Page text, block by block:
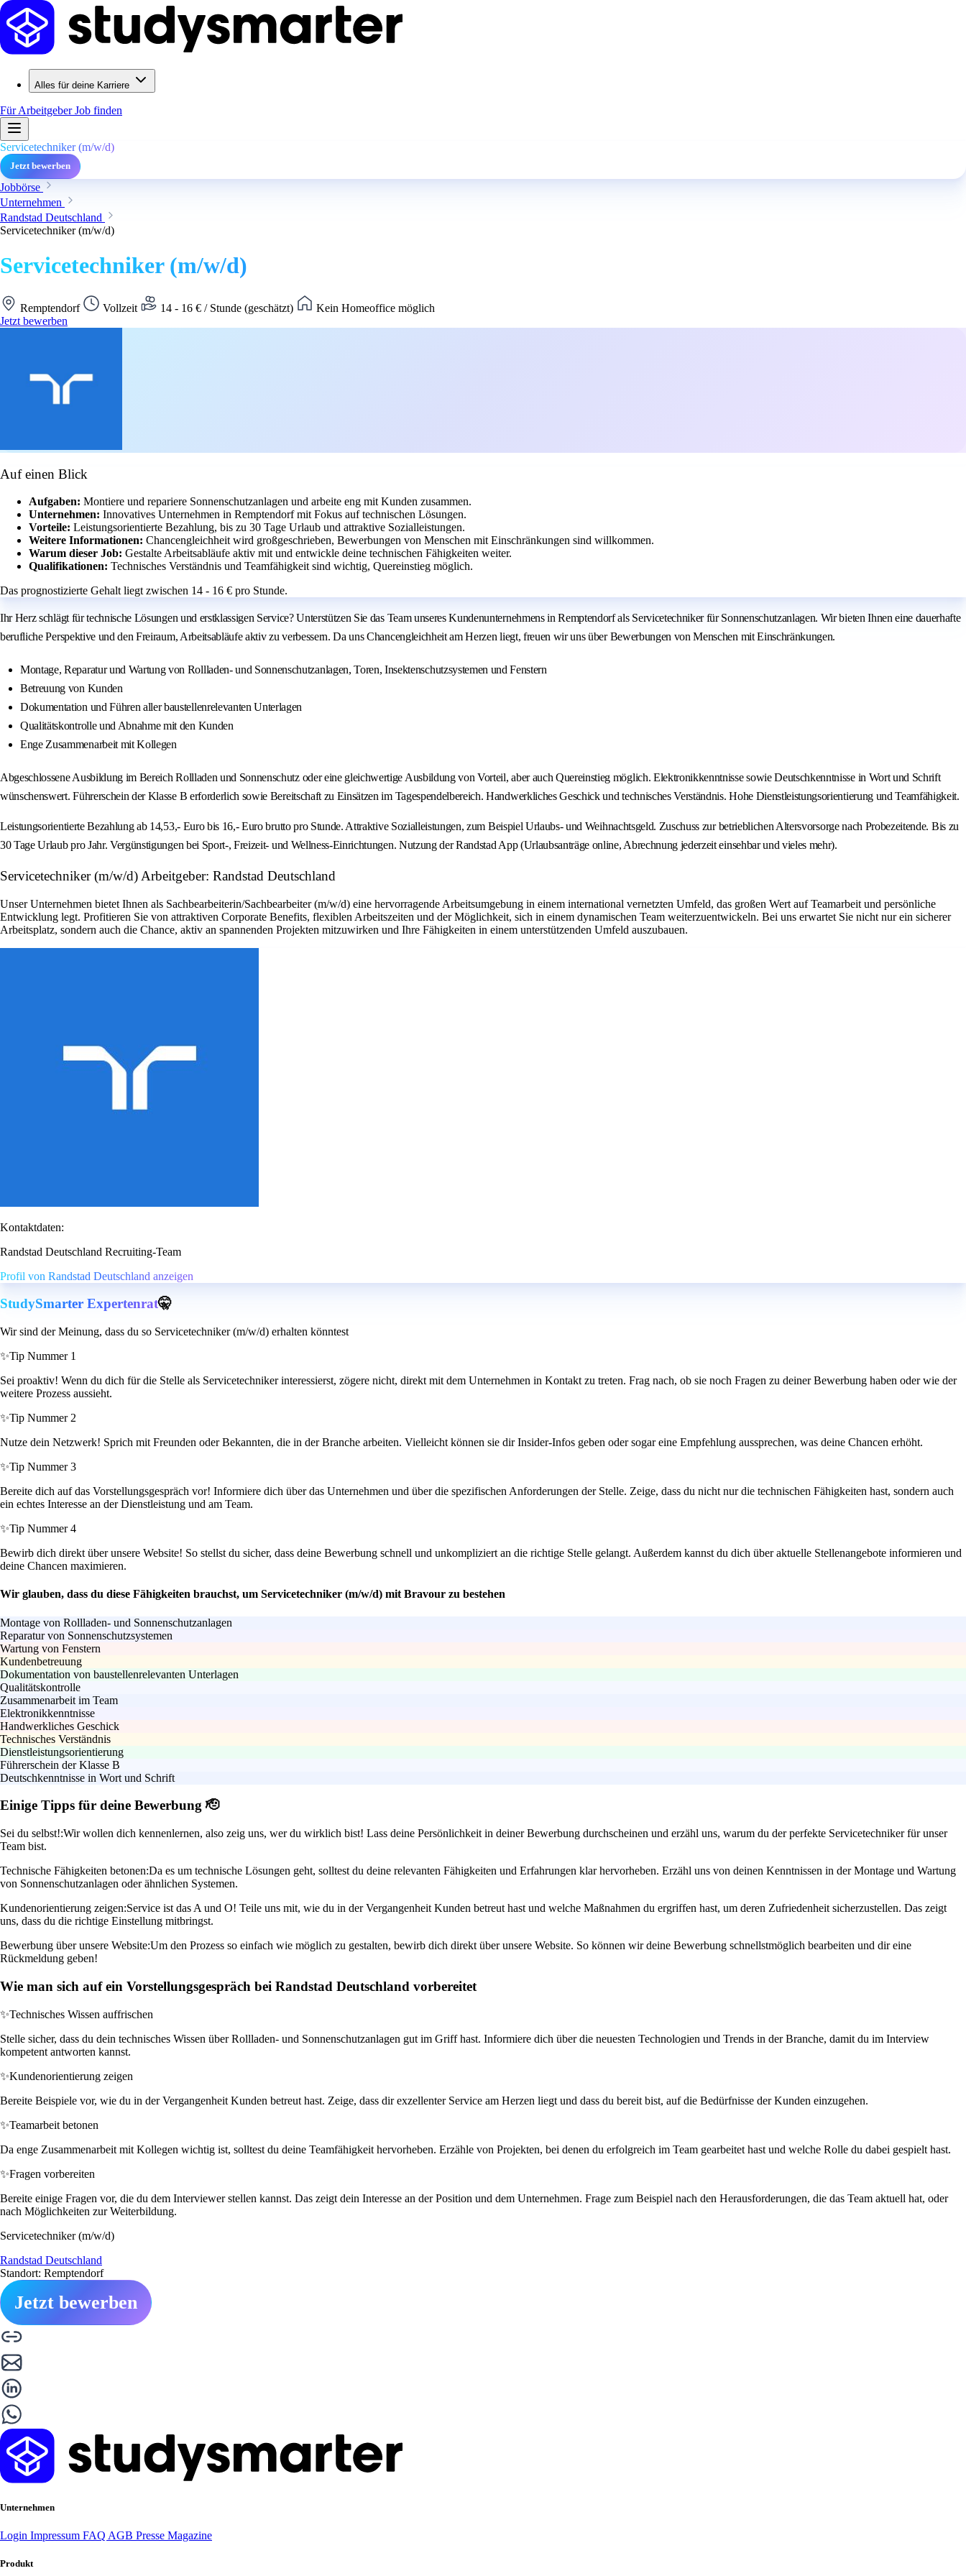
Alles für deine Karriere
Für ArbeitgeberJob finden
Servicetechniker (m/w/d)
Jetzt bewerben
Jobbörse
Unternehmen
Randstad Deutschland
Servicetechniker (m/w/d)
Servicetechniker (m/w/d)
Remptendorf Vollzeit 14 - 16 € / Stunde (geschätzt)
Kein Homeoffice möglich
Jetzt bewerben
Auf einen Blick
Aufgaben: Montiere und repariere Sonnenschutzanlagen und arbeite eng mit Kunden zusammen.
Unternehmen: Innovatives Unternehmen in Remptendorf mit Fokus auf technischen Lösungen.
Vorteile: Leistungsorientierte Bezahlung, bis zu 30 Tage Urlaub und attraktive Sozialleistungen.
Weitere Informationen: Chancengleichheit wird großgeschrieben, Bewerbungen von Menschen mit Einschränkungen sind willkommen.
Warum dieser Job: Gestalte Arbeitsabläufe aktiv mit und entwickle deine technischen Fähigkeiten weiter.
Qualifikationen: Technisches Verständnis und Teamfähigkeit sind wichtig, Quereinstieg möglich.
Das prognostizierte Gehalt liegt zwischen 14 - 16 € pro Stunde.
Ihr Herz schlägt für technische Lösungen und erstklassigen Service? Unterstützen Sie das Team unseres Kundenunternehmens in Remptendorf als Servicetechniker für Sonnenschutzanlagen. Wir bieten Ihnen eine dauerhafte
berufliche Perspektive und den Freiraum, Arbeitsabläufe aktiv zu verbessern. Da uns Chancengleichheit am Herzen liegt, freuen wir uns über Bewerbungen von Menschen mit Einschränkungen.
Montage, Reparatur und Wartung von Rollladen- und Sonnenschutzanlagen, Toren, Insektenschutzsystemen und Fenstern
Betreuung von Kunden
Dokumentation und Führen aller baustellenrelevanten Unterlagen
Qualitätskontrolle und Abnahme mit den Kunden
Enge Zusammenarbeit mit Kollegen
Abgeschlossene Ausbildung im Bereich Rollladen und Sonnenschutz oder eine gleichwertige Ausbildung von Vorteil, aber auch Quereinstieg möglich. Elektronikkenntnisse sowie Deutschkenntnisse in Wort und Schrift
wünschenswert. Führerschein der Klasse B erforderlich sowie Bereitschaft zu Einsätzen im Tagespendelbereich. Handwerkliches Geschick und technisches Verständnis. Hohe Dienstleistungsorientierung und Teamfähigkeit.
Leistungsorientierte Bezahlung ab 14,53,- Euro bis 16,- Euro brutto pro Stunde. Attraktive Sozialleistungen, zum Beispiel Urlaubs- und Weihnachtsgeld. Zuschuss zur betrieblichen Altersvorsorge nach Probezeitende. Bis zu
30 Tage Urlaub pro Jahr. Vergünstigungen bei Sport-, Freizeit- und Wellness-Einrichtungen. Nutzung der Randstad App (Urlaubsanträge online, Abrechnung jederzeit einsehbar und vieles mehr).
Servicetechniker (m/w/d) Arbeitgeber: Randstad Deutschland
Unser Unternehmen bietet Ihnen als Sachbearbeiterin/Sachbearbeiter (m/w/d) eine hervorragende Arbeitsumgebung in einem international vernetzten Umfeld, das großen Wert auf Teamarbeit und persönliche
Entwicklung legt. Profitieren Sie von attraktiven Corporate Benefits, flexiblen Arbeitszeiten und der Möglichkeit, sich in einem dynamischen Team weiterzuentwickeln. Bei uns erwartet Sie nicht nur ein sicherer
Arbeitsplatz, sondern auch die Chance, aktiv an spannenden Projekten mitzuwirken und Ihre Fähigkeiten in einem unterstützenden Umfeld auszubauen.
Kontaktdaten:
Randstad Deutschland Recruiting-Team
Profil von Randstad Deutschland anzeigen
StudySmarter Expertenrat🤫
Wir sind der Meinung, dass du so Servicetechniker (m/w/d) erhalten könntest
✨Tip Nummer 1
Sei proaktiv! Wenn du dich für die Stelle als Servicetechniker interessierst, zögere nicht, direkt mit dem Unternehmen in Kontakt zu treten. Frag nach, ob sie noch Fragen zu deiner Bewerbung haben oder wie der
weitere Prozess aussieht.
✨Tip Nummer 2
Nutze dein Netzwerk! Sprich mit Freunden oder Bekannten, die in der Branche arbeiten. Vielleicht können sie dir Insider-Infos geben oder sogar eine Empfehlung aussprechen, was deine Chancen erhöht.
✨Tip Nummer 3
Bereite dich auf das Vorstellungsgespräch vor! Informiere dich über das Unternehmen und über die spezifischen Anforderungen der Stelle. Zeige, dass du nicht nur die technischen Fähigkeiten hast, sondern auch
ein echtes Interesse an der Dienstleistung und am Team.
✨Tip Nummer 4
Bewirb dich direkt über unsere Website! So stellst du sicher, dass deine Bewerbung schnell und unkompliziert an die richtige Stelle gelangt. Außerdem kannst du dich über aktuelle Stellenangebote informieren und
deine Chancen maximieren.
Wir glauben, dass du diese Fähigkeiten brauchst, um Servicetechniker (m/w/d) mit Bravour zu bestehen
Montage von Rollladen- und Sonnenschutzanlagen
Reparatur von Sonnenschutzsystemen
Wartung von Fenstern
Kundenbetreuung
Dokumentation von baustellenrelevanten Unterlagen
Qualitätskontrolle
Zusammenarbeit im Team
Elektronikkenntnisse
Handwerkliches Geschick
Technisches Verständnis
Dienstleistungsorientierung
Führerschein der Klasse B
Deutschkenntnisse in Wort und Schrift
Einige Tipps für deine Bewerbung 🫡
Sei du selbst!:Wir wollen dich kennenlernen, also zeig uns, wer du wirklich bist! Lass deine Persönlichkeit in deiner Bewerbung durchscheinen und erzähl uns, warum du der perfekte Servicetechniker für unser
Team bist.
Technische Fähigkeiten betonen:Da es um technische Lösungen geht, solltest du deine relevanten Fähigkeiten und Erfahrungen klar hervorheben. Erzähl uns von deinen Kenntnissen in der Montage und Wartung
von Sonnenschutzanlagen oder ähnlichen Systemen.
Kundenorientierung zeigen:Service ist das A und O! Teile uns mit, wie du in der Vergangenheit Kunden betreut hast und welche Maßnahmen du ergriffen hast, um deren Zufriedenheit sicherzustellen. Das zeigt
uns, dass du die richtige Einstellung mitbringst.
Bewerbung über unsere Website:Um den Prozess so einfach wie möglich zu gestalten, bewirb dich direkt über unsere Website. So können wir deine Bewerbung schnellstmöglich bearbeiten und dir eine
Rückmeldung geben!
Wie man sich auf ein Vorstellungsgespräch bei Randstad Deutschland vorbereitet
✨Technisches Wissen auffrischen
Stelle sicher, dass du dein technisches Wissen über Rollladen- und Sonnenschutzanlagen gut im Griff hast. Informiere dich über die neuesten Technologien und Trends in der Branche, damit du im Interview
kompetent antworten kannst.
✨Kundenorientierung zeigen
Bereite Beispiele vor, wie du in der Vergangenheit Kunden betreut hast. Zeige, dass dir exzellenter Service am Herzen liegt und dass du bereit bist, auf die Bedürfnisse der Kunden einzugehen.
✨Teamarbeit betonen
Da enge Zusammenarbeit mit Kollegen wichtig ist, solltest du deine Teamfähigkeit hervorheben. Erzähle von Projekten, bei denen du erfolgreich im Team gearbeitet hast und welche Rolle du dabei gespielt hast.
✨Fragen vorbereiten
Bereite einige Fragen vor, die du dem Interviewer stellen kannst. Das zeigt dein Interesse an der Position und dem Unternehmen. Frage zum Beispiel nach den Herausforderungen, die das Team aktuell hat, oder
nach Möglichkeiten zur Weiterbildung.
Servicetechniker (m/w/d)
Randstad Deutschland
Standort: Remptendorf
Jetzt bewerben
Unternehmen
Login Impressum FAQ AGB Presse Magazine
Produkt